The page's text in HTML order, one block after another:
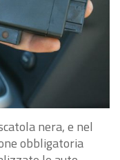
nera, e nel
obbligatoria